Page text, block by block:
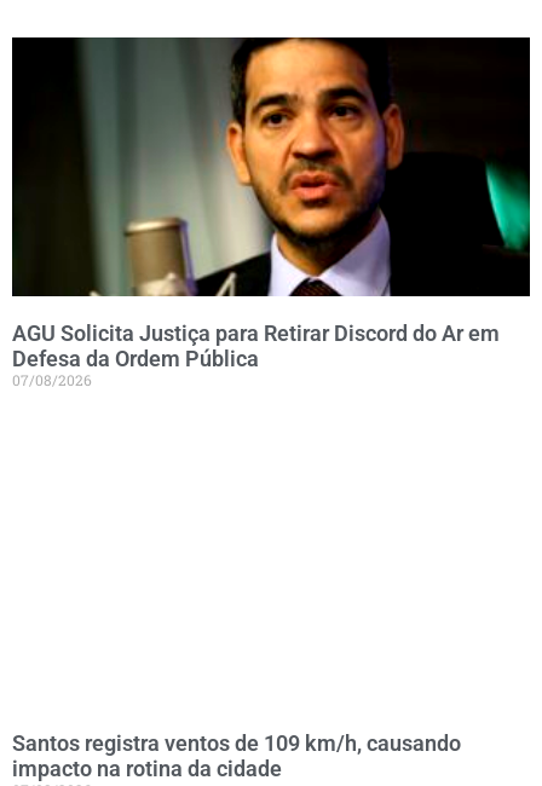
AGU Solicita Justiça para Retirar Discord do Ar em
Defesa da Ordem Pública
07/08/2026
Santos registra ventos de 109 km/h, causando
impacto na rotina da cidade